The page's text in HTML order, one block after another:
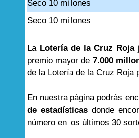
Seco 10 millones
Seco 10 millones
La Lotería de la Cruz Roja
premio mayor de 7.000
de la Lotería de la Cruz Roja
En nuestra página podrás
de estadísticas donde
número en los últimos 30